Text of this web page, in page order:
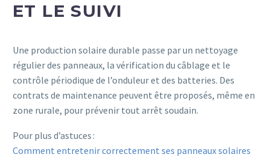
ET LE SUIVI
Une production solaire durable passe par un nettoyage
régulier des panneaux, la vérification du câblage et le
contrôle périodique de l’onduleur et des batteries. Des
contrats de maintenance peuvent être proposés, même en
zone rurale, pour prévenir tout arrêt soudain.
Pour plus d’astuces :
Comment entretenir correctement ses panneaux solaires